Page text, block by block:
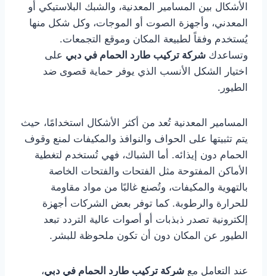
الأشكال بين المسامير المعدنية، والشبك البلاستيكي أو
المعدني، وأجهزة الصوت أو الموجات، وكل شكل منها
يُستخدم وفقاً لطبيعة المكان وموقع التجمعات.
وتساعدك شركة تركيب طارد الحمام في دبي على
اختيار الشكل الأنسب الذي يوفر حماية قصوى ضد
الطيور.
المسامير المعدنية تُعد من أكثر الأشكال استخدامًا، حيث
يتم تثبيتها على الحواف والنوافذ والمكيفات لمنع وقوف
الحمام دون إيذائه. أما الشباك، فهي تُستخدم لتغطية
الأماكن المفتوحة مثل الفتحات والفتحات الخاصة
بالتهوية والمكيفات، وتُصنع غالبًا من مواد مقاومة
للحرارة والرطوبة. كما توفر بعض الشركات أجهزة
إلكترونية تصدر ذبذبات أو أصوات عالية التردد تبعد
الطيور عن المكان دون أن تكون ملحوظة للبشر.
عند التعامل مع شركة تركيب طارد الحمام في دبي،